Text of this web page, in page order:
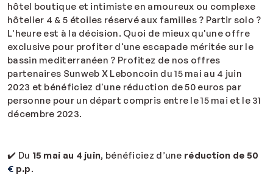
hôtel boutique et intimiste en amoureux ou complexe
hôtelier 4 & 5 étoiles réservé aux familles ? Partir solo ?
L'heure est à la décision. Quoi de mieux qu'une offre
exclusive pour profiter d'une escapade méritée sur le
bassin mediterranéen ? Profitez de nos offres
partenaires Sunweb X Leboncoin du 15 mai au 4 juin
2023 et bénéficiez d'une réduction de 50 euros par
personne pour un départ compris entre le 15 mai et le 31
décembre 2023.
✔️ Du 15 mai au 4 juin, bénéficiez d’une réduction de 50
€ p.p.